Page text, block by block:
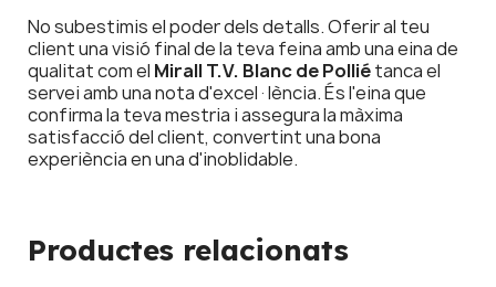
No subestimis el poder dels detalls. Oferir al teu
client una visió final de la teva feina amb una eina de
qualitat com el Mirall T.V. Blanc de Polliétanca el
servei amb una nota d'excel·lència. És l'eina que
confirma la teva mestria i assegura la màxima
satisfacció del client, convertint una bona
experiència en una d'inoblidable.
Productes relacionats